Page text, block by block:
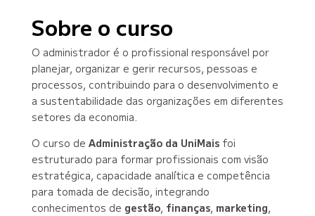
Sobre o curso
O administrador é o profissional responsável por
planejar, organizar e gerir recursos, pessoas e
processos, contribuindo para o desenvolvimento e
a sustentabilidade das organizações em diferentes
setores da economia.
O curso de Administração da UniMaisfoi
estruturado para formar profissionais com visão
estratégica, capacidade analítica e competência
para tomada de decisão, integrando
conhecimentos de gestão, finanças, marketing,